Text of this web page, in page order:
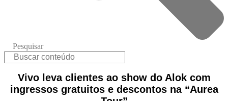
Pesquisar
Vivo leva clientes ao show do Alok com
ingressos gratuitos e descontos na “Aurea